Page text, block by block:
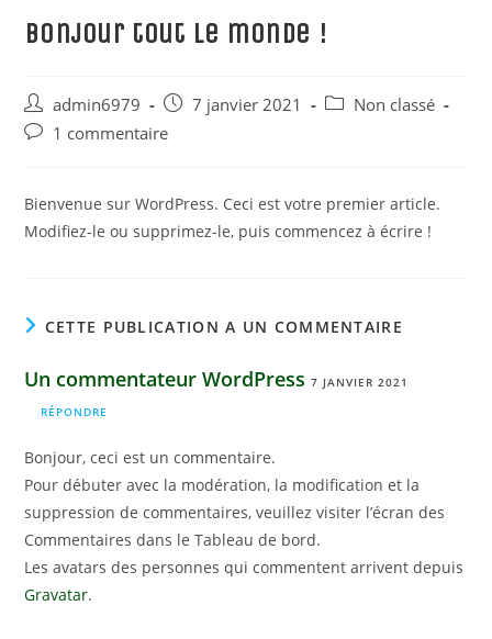
Bonjour tout le monde !
Auteur/autrice
de
admin6979
Publication
publiée :
7 janvier 2021
PostNon classé
Commentaires
publication :
1 commentaire
Bienvenue sur WordPress. Ceci est votre premier article.
Modifiez-le ou supprimez-le, puis commencez à écrire !
CETTE PUBLICATION A UN COMMENTAIRE
Un commentateur WordPress 7 JANVIER 2021
RÉPONDRE
Bonjour, ceci est un commentaire.
Pour débuter avec la modération, la modification et la
suppression de commentaires, veuillez visiter l’écran des
Commentaires dans le Tableau de bord.
Les avatars des personnes qui commentent arrivent depuis
Gravatar.